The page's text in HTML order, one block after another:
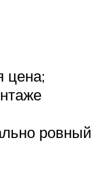
цена;
ровный